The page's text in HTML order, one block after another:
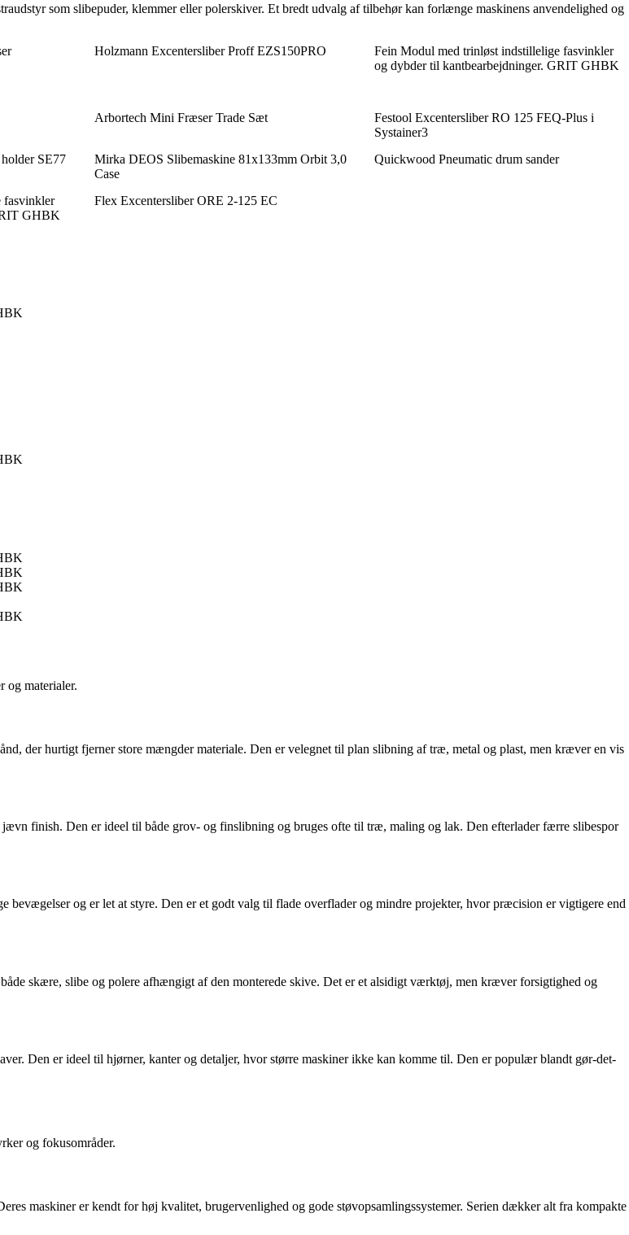
som slibepuder, klemmer eller polerskiver. Et bredt udvalg af tilbehør kan forlænge maskinens anvendelighed og
Holzmann Excentersliber Proff EZS150PRO
Fein Modul med trinløst indstillelige fasvinkler
og dybder til kantbearbejdninger. GRIT GHBK
Arbortech Mini Fræser Trade Sæt
Festool Excentersliber RO 125 FEQ-Plus i
Systainer3
SE77
Mirka DEOS Slibemaskine 81x133mm Orbit 3,0
Case
Quickwood Pneumatic drum sander
fasvinkler
GHBK
Flex Excentersliber ORE 2-125 EC
og materialer.
der hurtigt fjerner store mængder materiale. Den er velegnet til plan slibning af træ, metal og plast, men kræver en vis
finish. Den er ideel til både grov- og finslibning og bruges ofte til træ, maling og lak. Den efterlader færre slibespor
bevægelser og er let at styre. Den er et godt valg til flade overflader og mindre projekter, hvor præcision er vigtigere end
skære, slibe og polere afhængigt af den monterede skive. Det er et alsidigt værktøj, men kræver forsigtighed og
Den er ideel til hjørner, kanter og detaljer, hvor større maskiner ikke kan komme til. Den er populær blandt gør-det-
og fokusområder.
maskiner er kendt for høj kvalitet, brugervenlighed og gode støvopsamlingssystemer. Serien dækker alt fra kompakte